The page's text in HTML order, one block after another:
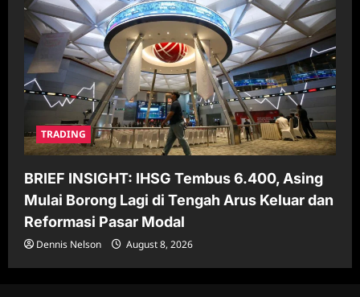
TRADING
BRIEF INSIGHT: IHSG Tembus 6.400, Asing
Mulai Borong Lagi di Tengah Arus Keluar dan
Reformasi Pasar Modal
Dennis Nelson August 8, 2026